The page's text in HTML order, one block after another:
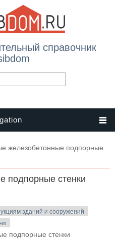
справочник
железобетонные подпорные
подпорные стенки
зданий и сооружений
подпорные стенки